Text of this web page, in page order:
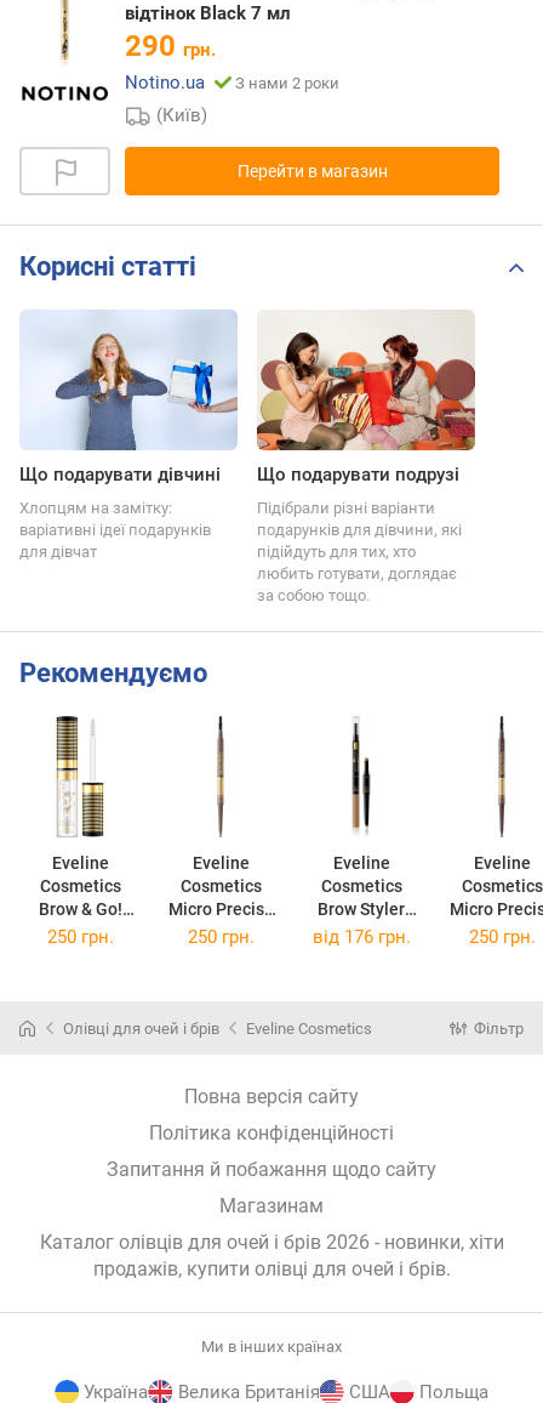
відтінок Black 7 мл
290 грн.
Notino.ua
З нами 2 роки
(Київ)
Перейти в магазин
Корисні статті
Що подарувати дівчині
Хлопцям на замітку:
варіативні ідеї подарунків
для дівчат
Що подарувати подрузі
Підібрали різні варіанти
подарунків для дівчини, які
підійдуть для тих, хто
любить готувати, доглядає
за собою тощо.
Рекомендуємо
Eveline
Cosmetics
Brow & Go!
фіксуючий
Eveline
Cosmetics
Micro Precise
водостійкий
1 відтінок 02
Eveline
Cosmetics
Brow Styler
олівець для
1,2 гр
Eveline
Cosmetics
Micro
1 відтінок
250 грн. 250 грн. від 176 грн. 250 грн.
Олівці для очей і брів Eveline Cosmetics Фільтр
Повна версія сайту
Політика конфіденційності
Запитання й побажання щодо сайту
Магазинам
Каталог олівців для очей і брів 2026 - новинки, хіти
продажів, купити олівці для очей і брів.
Ми в інших країнах
Україна Велика Британія США Польща